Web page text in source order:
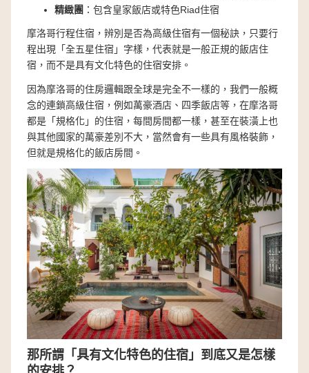
精緻團 ：包含皇家飯店或特色Riad住宿
摩洛哥行程住宿，辨別是否為高級住宿有一個秘訣，只要行
程出現「全五星住宿」字樣，代表就是一般正規的飯店住
宿，而不是具有文化特色的住宿安排。
因為摩洛哥的住房邏輯跟全球是完全不一樣的，我們一般概
念的連鎖高級住宿，例如萬豪酒店、四季飯店等，在摩洛哥
都是「規格化」的住宿，每間房間都一樣，甚至在裝潢上也
與其他國家的萬豪差別不大，當然會有一些具有風格裝飾，
但就是規格化的飯店房間。
那所謂「具有文化特色的住宿」到底又是怎樣